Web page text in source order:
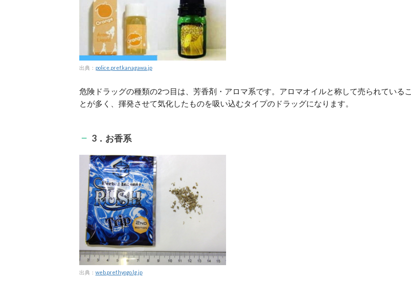
出典： police.pref.kanagawa.jp
危険ドラッグの種類の2つ目は、芳香剤・アロマ系です。アロマオイルと称して売られているこ
とが多く、揮発させて気化したものを吸い込むタイプのドラッグになります。
3．お香系
出典： web.pref.hyogo.lg.jp